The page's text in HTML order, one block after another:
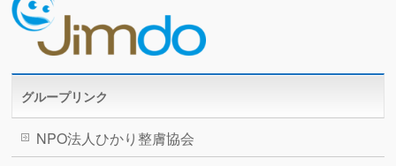
グループリンク
NPO法人ひかり整膚協会